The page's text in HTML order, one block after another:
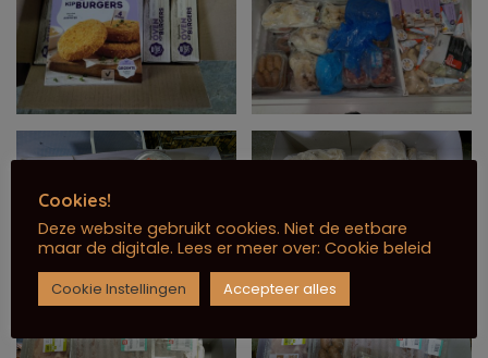
Cookies!
Deze website gebruikt cookies. Niet de eetbare
maar de digitale. Lees er meer over: Cookie beleid
Cookie Instellingen Accepteer alles